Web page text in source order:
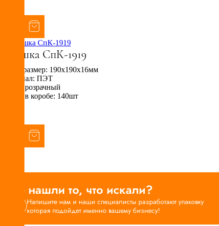
Крышка СпК-1919
Внеш. размер: 190х190х16мм
Материал: ПЭТ
Цвет: прозрачный
Кол-во в коробе: 140шт
Не нашли то, что искали?
Напишите нам и наши специалисты разработают упаковку
которая подойдет именно вашему бизнесу!